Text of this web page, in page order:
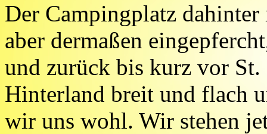
Der Campingplatz
aber dermaßen
und zurück bis kurz vor
Hinterland breit und flach
wir uns wohl. Wir stehen